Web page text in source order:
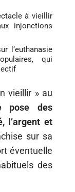
à vieillir
injonctions
l’euthanasie
qui
vieillir » au
pose des
l’argent et
sur sa
éventuelle
des